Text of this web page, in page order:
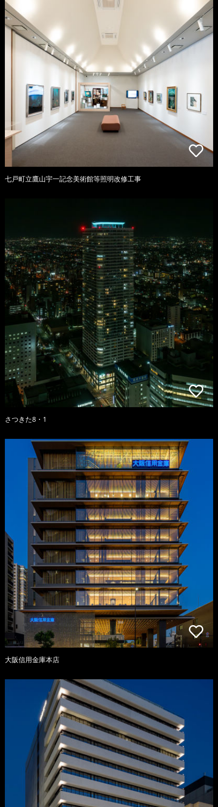
七戸町立鷹山宇一記念美術館等照明改修工事
さつきた8・1
大阪信用金庫本店